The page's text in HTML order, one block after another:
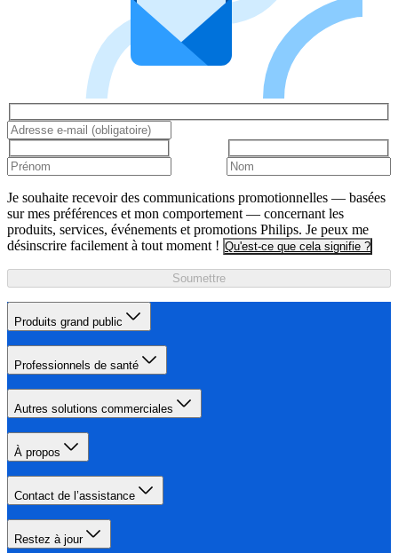
Je souhaite recevoir des communications promotionnelles — basées
sur mes préférences et mon comportement — concernant les
produits, services, événements et promotions Philips. Je peux me
désinscrire facilement à tout moment ! Qu'est-ce que cela signifie ?
Soumettre
Produits grand public
Professionnels de santé
Autres solutions commerciales
À propos
Contact de l’assistance
Restez à jour